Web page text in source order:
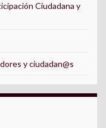
Ciudadana y
y ciudadan@s